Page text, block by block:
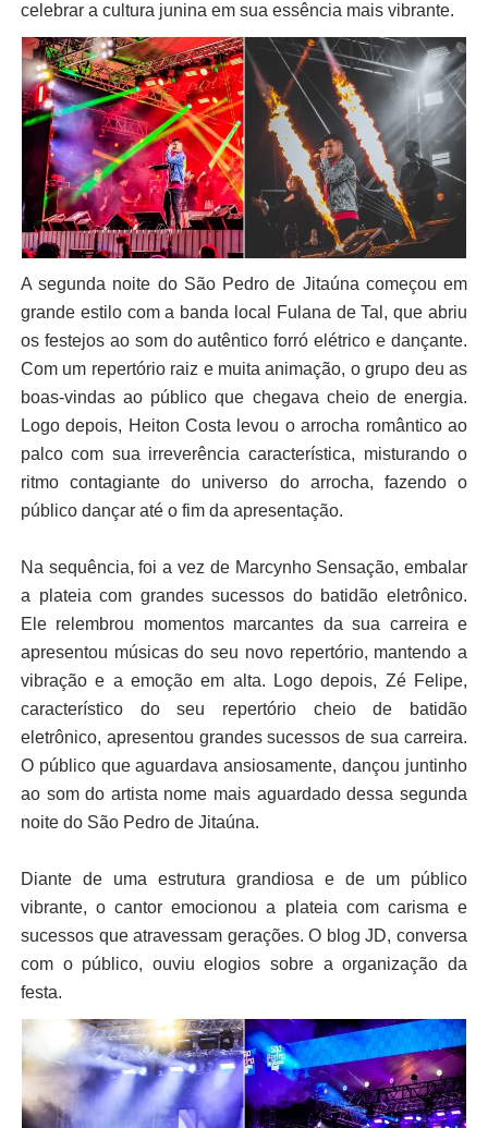
celebrar a cultura junina em sua essência mais vibrante.
A segunda noite do São Pedro de Jitaúna começou em
grande estilo com a banda local Fulana de Tal, que abriu
os festejos ao som do autêntico forró elétrico e dançante.
Com um repertório raiz e muita animação, o grupo deu as
boas-vindas ao público que chegava cheio de energia.
Logo depois, Heiton Costa levou o arrocha romântico ao
palco com sua irreverência característica, misturando o
ritmo contagiante do universo do arrocha, fazendo o
público dançar até o fim da apresentação.
Na sequência, foi a vez de Marcynho Sensação, embalar
a plateia com grandes sucessos do batidão eletrônico.
Ele relembrou momentos marcantes da sua carreira e
apresentou músicas do seu novo repertório, mantendo a
vibração e a emoção em alta. Logo depois, Zé Felipe,
característico do seu repertório cheio de batidão
eletrônico, apresentou grandes sucessos de sua carreira.
O público que aguardava ansiosamente, dançou juntinho
ao som do artista nome mais aguardado dessa segunda
noite do São Pedro de Jitaúna.
Diante de uma estrutura grandiosa e de um público
vibrante, o cantor emocionou a plateia com carisma e
sucessos que atravessam gerações. O blog JD, conversa
com o público, ouviu elogios sobre a organização da
festa.